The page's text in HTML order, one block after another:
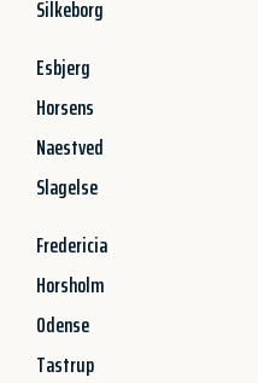
Silkeborg
Esbjerg
Horsens
Naestved
Slagelse
Fredericia
Horsholm
Odense
Tastrup